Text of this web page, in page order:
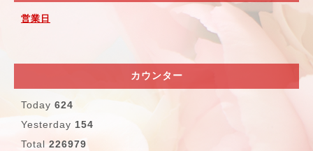
営業日
カウンター
Today 624
Yesterday 154
Total 226979